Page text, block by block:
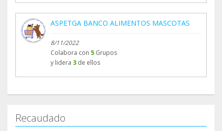
ASPETGA BANCO ALIMENTOS MASCOTAS
8/11/2022
Colabora con 5 Grupos
y lidera 3 de ellos
Recaudado